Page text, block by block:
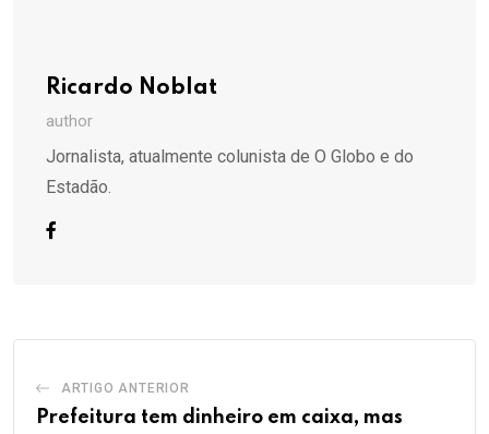
Ricardo Noblat
author
Jornalista, atualmente colunista de O Globo e do
Estadão.
ARTIGO ANTERIOR
Prefeitura tem dinheiro em caixa, mas